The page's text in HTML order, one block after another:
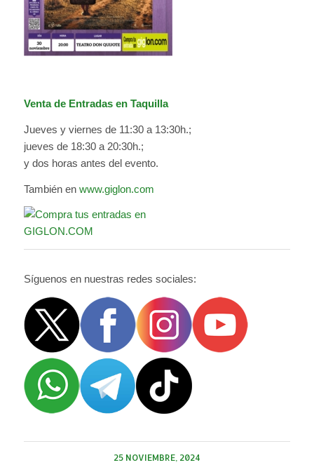
Venta de Entradas en Taquilla
Jueves y viernes de 11:30 a 13:30h.;
jueves de 18:30 a 20:30h.;
y dos horas antes del evento.
También en www.giglon.com
Síguenos en nuestras redes sociales:
25 NOVIEMBRE, 2024